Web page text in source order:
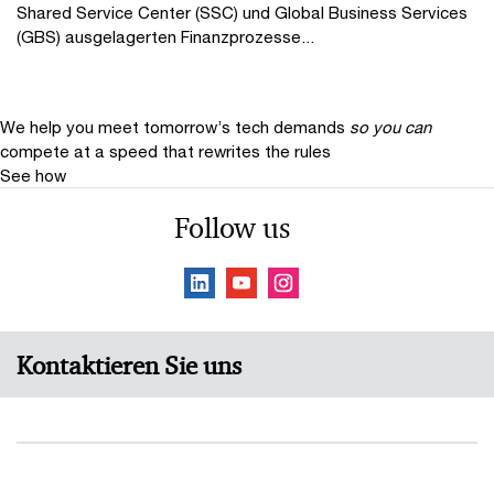
Shared Service Center (SSC) und Global Business Services
(GBS) ausgelagerten Finanzprozesse...
We help you meet tomorrow’s tech demands so you can
compete at a speed that rewrites the rules
See how
Follow us
Kontaktieren Sie uns